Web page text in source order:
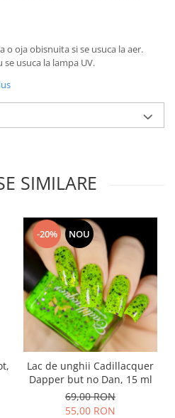
o oja obisnuita si se usuca la aer.
usuca la lampa UV.
SIMILARE
-20% NOU
Lac de unghii Cadillacquer
Dapper but no Dan, 15 ml
69,00 RON
55,00 RON